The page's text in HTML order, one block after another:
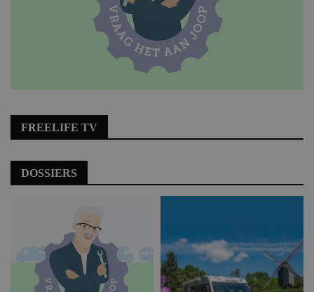
FREELIFE TV
DOSSIERS